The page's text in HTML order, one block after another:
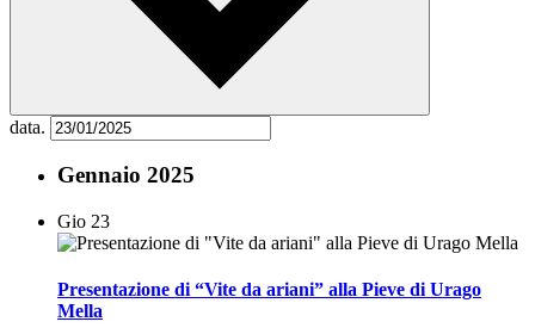
data.
Gennaio 2025
Gio 23
Presentazione di “Vite da ariani” alla Pieve di Urago
Mella